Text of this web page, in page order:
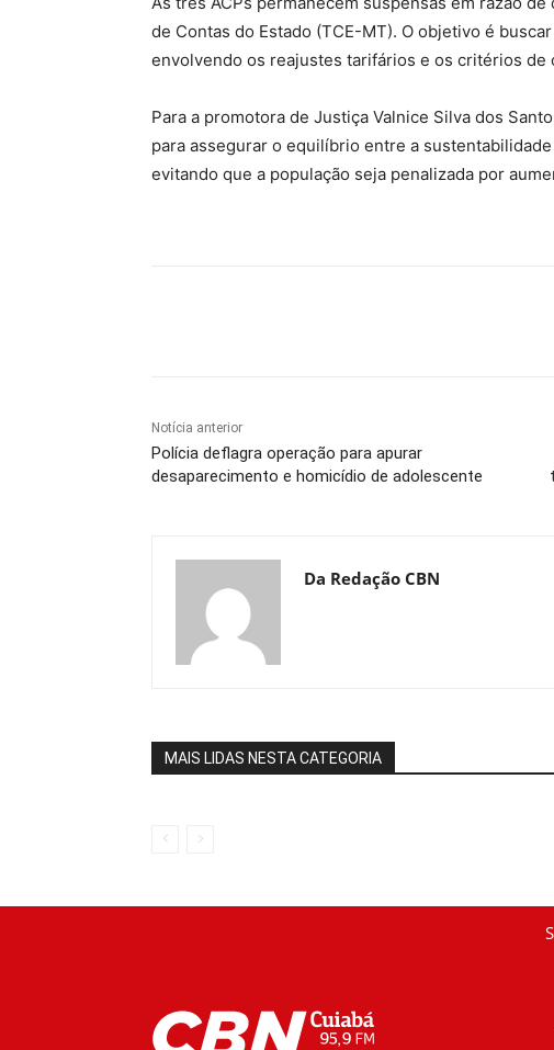
de Contas do Estado (TCE-MT). O objetivo é
envolvendo os reajustes tarifários e os critérios de
Para a promotora de Justiça Valnice Silva dos
para assegurar o equilíbrio entre a
evitando que a população seja penalizada por
Notícia anterior
Polícia deflagra operação para apurar
desaparecimento e homicídio de adolescente
Da Redação CBN
MAIS LIDAS NESTA CATEGORIA